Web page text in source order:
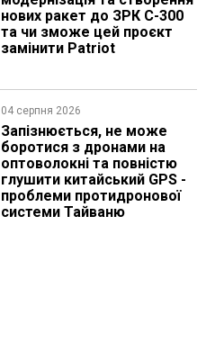
нових ракет до ЗРК С-300
та чи зможе цей проєкт
замінити Patriot
04 серпня 2026
Запізнюється, не може
боротися з дронами на
оптоволокні та повністю
глушити китайський GPS -
проблеми протидронової
системи Тайваню